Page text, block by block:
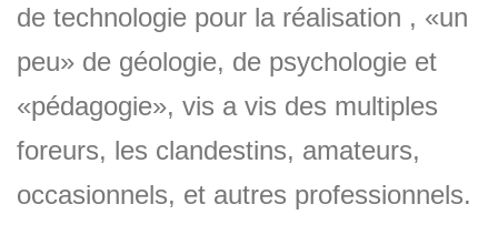
de technologie pour la réalisation , «un
peu» de géologie, de psychologie et
«pédagogie», vis a vis des multiples
foreurs, les clandestins, amateurs,
occasionnels, et autres professionnels.